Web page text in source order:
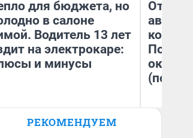
для бюджета, но
в салоне
Водитель 13 лет
на электрокаре:
и минусы
Денис Дедюхин
От
(почти
РЕКОМЕНДУЕМ